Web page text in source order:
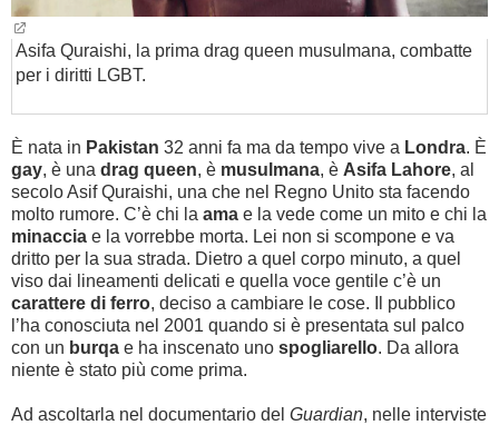
Asifa Quraishi, la prima drag queen musulmana, combatte
per i diritti LGBT.
È nata in Pakistan 32 anni fa ma da tempo vive a Londra. È
gay, è una drag queen, è musulmana, è Asifa Lahore, al
secolo Asif Quraishi, una che nel Regno Unito sta facendo
molto rumore. C’è chi la ama e la vede come un mito e chi la
minaccia e la vorrebbe morta. Lei non si scompone e va
dritto per la sua strada. Dietro a quel corpo minuto, a quel
viso dai lineamenti delicati e quella voce gentile c’è un
carattere di ferro, deciso a cambiare le cose. Il pubblico
l’ha conosciuta nel 2001 quando si è presentata sul palco
con un burqa e ha inscenato uno spogliarello. Da allora
niente è stato più come prima.
Ad ascoltarla nel documentario del Guardian, nelle interviste